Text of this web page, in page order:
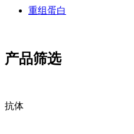
重组蛋白
产品筛选
抗体